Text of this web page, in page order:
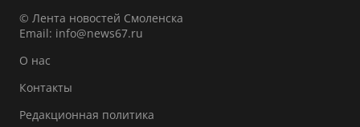
© Лента новостей Смоленска
Email: info@news67.ru
О нас
Контакты
Редакционная политика